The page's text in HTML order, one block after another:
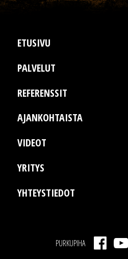
ETUSIVU
PALVELUT
REFERENSSIT
AJANKOHTAISTA
VIDEOT
YRITYS
YHTEYSTIEDOT
PURKUPIHA